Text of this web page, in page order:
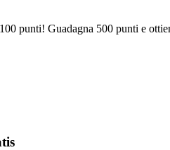
punti! Guadagna 500 punti e